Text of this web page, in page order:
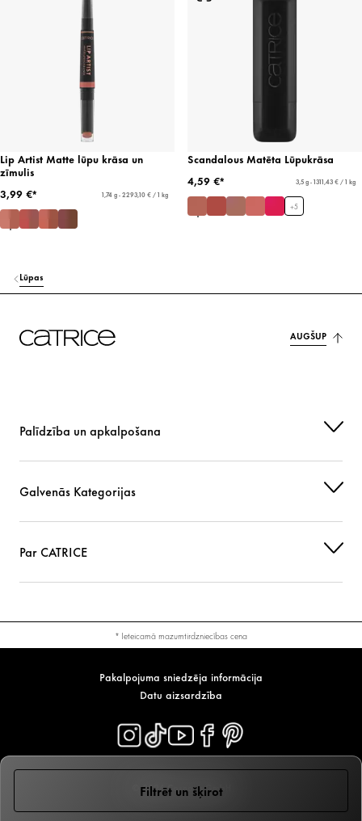
Filtrēt un šķirot
Lip Artist Matte lūpu krāsa un
zīmulis
3,99 €*
1,74 g - 2293,10 € / 1 kg
Scandalous Matēta Lūpukrāsa
4,59 €*
3,5 g - 1311,43 € / 1 kg
+5
Lūpas
AUGŠUP
Palīdzība un apkalpošana
Galvenās Kategorijas
Par CATRICE
* Ieteicamā mazumtirdzniecības cena
Pakalpojuma sniedzēja informācija
Datu aizsardzība
© 2026 Cosnova GmbH